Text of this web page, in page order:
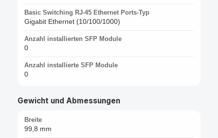
Basic Switching RJ-45 Ethernet Ports-Typ
Gigabit Ethernet (10/100/1000)
Anzahl installierten SFP Module
0
Anzahl installierte SFP Module
0
Gewicht und Abmessungen
Breite
99,8 mm